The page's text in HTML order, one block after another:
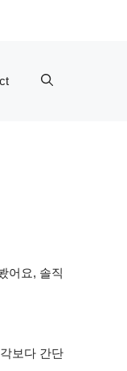
어요, 솔직
보다 간단